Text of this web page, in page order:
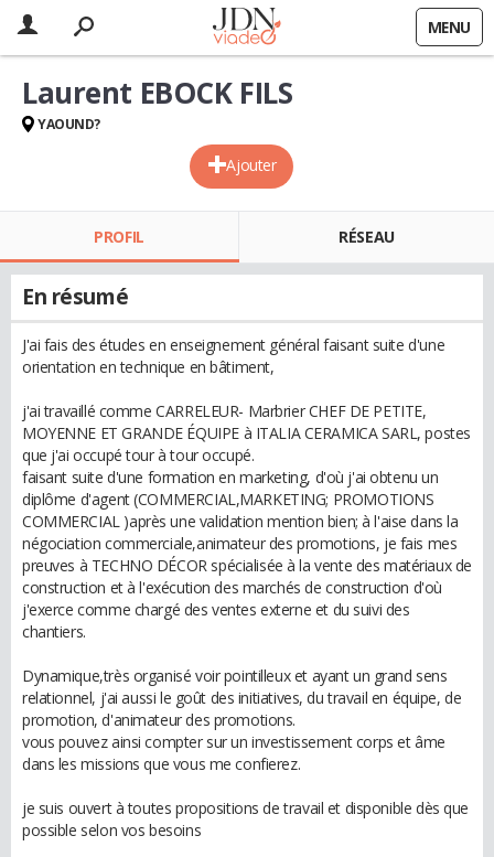
MENU
Ajouter
Laurent EBOCK FILS
YAOUND?
PROFIL RÉSEAU
En résumé
J'ai fais des études en enseignement général faisant suite d'une
orientation en technique en bâtiment,
j'ai travaillé comme CARRELEUR- Marbrier CHEF DE PETITE,
MOYENNE ET GRANDE ÉQUIPE à ITALIA CERAMICA SARL, postes
que j'ai occupé tour à tour occupé.
faisant suite d'une formation en marketing, d'où j'ai obtenu un
diplôme d'agent (COMMERCIAL,MARKETING; PROMOTIONS
COMMERCIAL )après une validation mention bien; à l'aise dans la
négociation commerciale,animateur des promotions, je fais mes
preuves à TECHNO DÉCOR spécialisée à la vente des matériaux de
construction et à l'exécution des marchés de construction d'où
j'exerce comme chargé des ventes externe et du suivi des
chantiers.
Dynamique,très organisé voir pointilleux et ayant un grand sens
relationnel, j'ai aussi le goût des initiatives, du travail en équipe, de
promotion, d'animateur des promotions.
vous pouvez ainsi compter sur un investissement corps et âme
dans les missions que vous me confierez.
je suis ouvert à toutes propositions de travail et disponible dès que
possible selon vos besoins